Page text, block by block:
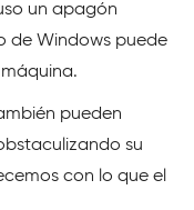
un apagón
de Windows puede
pueden
su
con lo que el